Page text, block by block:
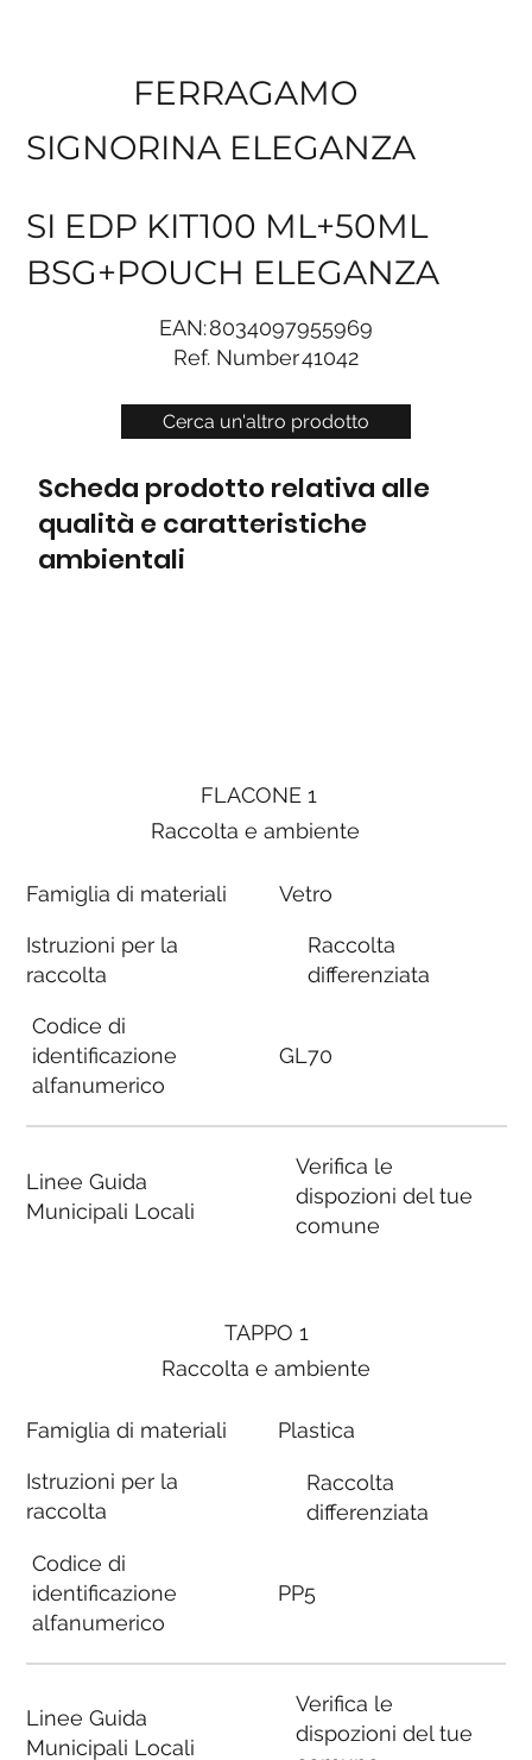
Cerca un'altro prodotto
FERRAGAMO
SIGNORINA ELEGANZA
SI EDP KIT100 ML+50ML
BSG+POUCH ELEGANZA
EAN:8034097955969
Ref. Number41042
Scheda prodotto relativa alle
qualità e caratteristiche
ambientali
FLACONE 1
Raccolta e ambiente
Famiglia di materiali
Istruzioni per la
raccolta
Codice di
identificazione
alfanumerico
Linee Guida
Municipali Locali
Vetro
Raccolta
differenziata
GL70
Verifica le
dispozioni del tue
comune
TAPPO 1
Raccolta e ambiente
Famiglia di materiali
Istruzioni per la
raccolta
Codice di
identificazione
alfanumerico
Linee Guida
Municipali Locali
Plastica
Raccolta
differenziata
PP5
Verifica le
dispozioni del tue